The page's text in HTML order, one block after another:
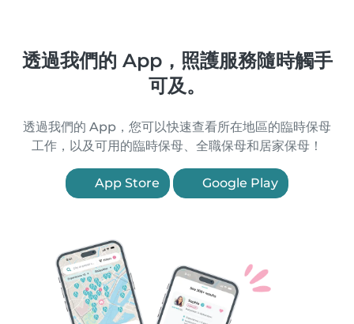
透過我們的 App，照護服務隨時觸手
可及。
透過我們的 App，您可以快速查看所在地區的臨時保母
工作，以及可用的臨時保母、全職保母和居家保母！
App Store Google Play